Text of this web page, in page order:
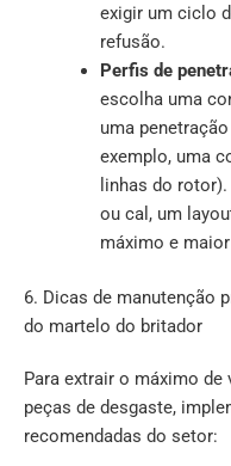
exigir um ciclo
refusão.
Perfis de
escolha uma
uma
exemplo, uma
linhas do
ou cal, um
máximo e
6. Dicas de manutenção
do martelo do britador
Para extrair o máximo
peças de desgaste,
recomendadas do setor: